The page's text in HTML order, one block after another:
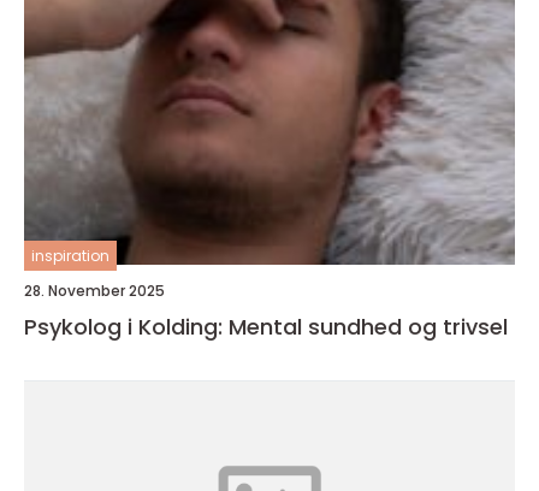
inspiration
28. November 2025
Psykolog i Kolding: Mental sundhed og trivsel